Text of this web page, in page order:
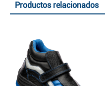
Productos relacionados